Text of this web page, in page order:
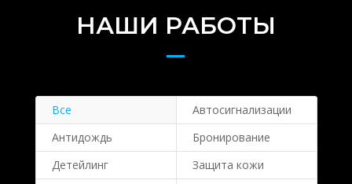
НАШИ РАБОТЫ
Все
Автосигнализации
Антидождь
Бронирование
Детейлинг
Защита кожи